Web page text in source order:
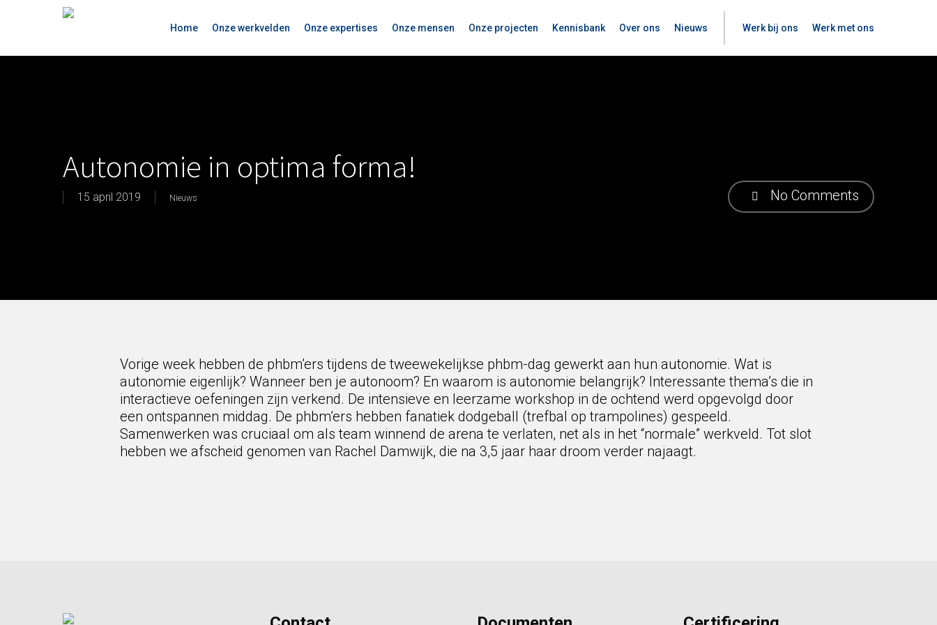
content
Home Onze werkvelden Onze expertises Onze mensen Onze projecten Kennisbank Over ons Nieuws Werk bij ons Werk met ons
Autonomie in optima forma!
15 april 2019 Nieuws No Comments
Vorige week hebben de phbm’ers tijdens de tweewekelijkse phbm-dag gewerkt aan hun autonomie. Wat is
autonomie eigenlijk? Wanneer ben je autonoom? En waarom is autonomie belangrijk? Interessante thema’s die in
interactieve oefeningen zijn verkend. De intensieve en leerzame workshop in de ochtend werd opgevolgd door
een ontspannen middag. De phbm’ers hebben fanatiek dodgeball (trefbal op trampolines) gespeeld.
Samenwerken was cruciaal om als team winnend de arena te verlaten, net als in het “normale” werkveld. Tot slot
hebben we afscheid genomen van Rachel Damwijk, die na 3,5 jaar haar droom verder najaagt.